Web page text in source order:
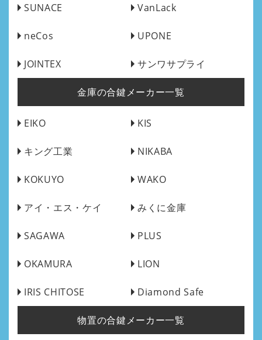
SUNACE VanLack
neCos UPONE
JOINTEX サンワサプライ
金庫の合鍵メーカー一覧
EIKO KIS
キング工業 NIKABA
KOKUYO WAKO
アイ・エス・ケイ みくに金庫
SAGAWA PLUS
OKAMURA LION
IRIS CHITOSE Diamond Safe
物置の合鍵メーカー一覧